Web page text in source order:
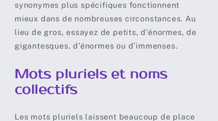
synonymes plus spécifiques fonctionnent
mieux dans de nombreuses circonstances. Au
lieu de gros, essayez de petits, d’énormes, de
gigantesques, d’énormes ou d’immenses.
Mots pluriels et noms
collectifs
Les mots pluriels laissent beaucoup de place